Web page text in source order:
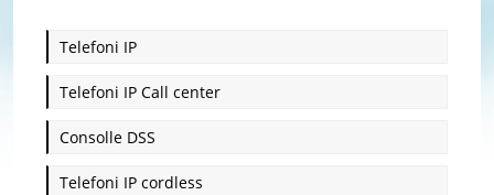
Telefoni IP
Telefoni IP Call center
Consolle DSS
Telefoni IP cordless